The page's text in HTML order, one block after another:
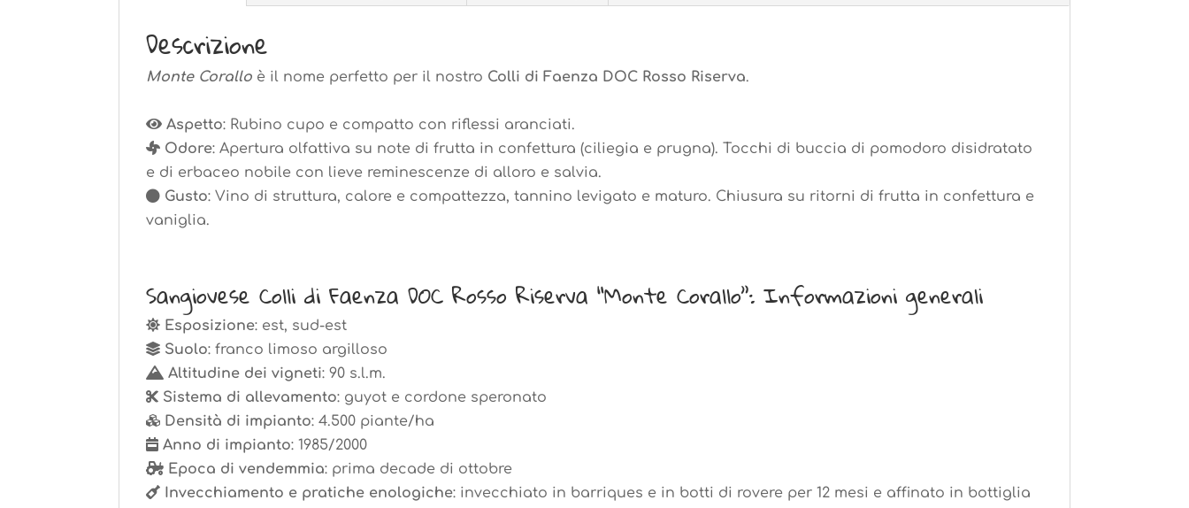
Descrizione
Monte Corallo è il nome perfetto per il nostro Colli di Faenza DOC Rosso Riserva.
Aspetto: Rubino cupo e compatto con riflessi aranciati.
Odore: Apertura olfattiva su note di frutta in confettura (ciliegia e prugna). Tocchi di buccia di pomodoro disidratato
e di erbaceo nobile con lieve reminescenze di alloro e salvia.
Gusto: Vino di struttura, calore e compattezza, tannino levigato e maturo. Chiusura su ritorni di frutta in confettura e
vaniglia.
Sangiovese Colli di Faenza DOC Rosso Riserva “Monte Corallo”: Informazioni generali
Esposizione: est, sud-est
Suolo: franco limoso argilloso
Altitudine dei vigneti: 90 s.l.m.
Sistema di allevamento: guyot e cordone speronato
Densità di impianto: 4.500 piante/ha
Anno di impianto: 1985/2000
Epoca di vendemmia: prima decade di ottobre
Invecchiamento e pratiche enologiche: invecchiato in barriques e in botti di rovere per 12 mesi e affinato in bottiglia